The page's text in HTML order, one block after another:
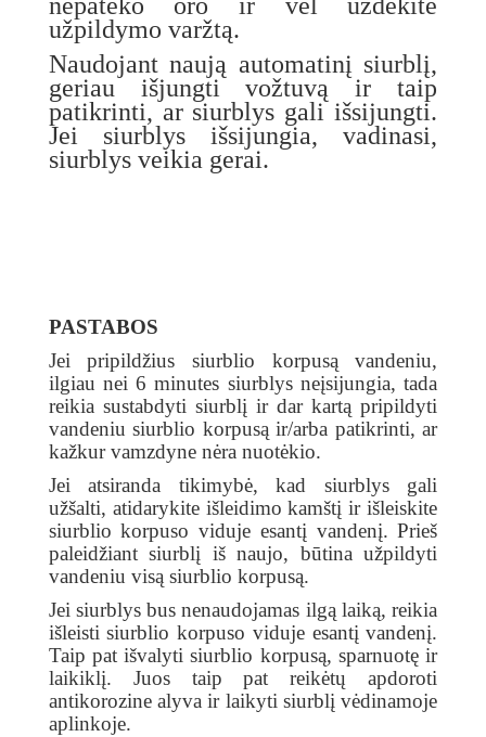
nepateko oro ir vėl uždėkite
užpildymo varžtą.
Naudojant naują automatinį siurblį,
geriau išjungti vožtuvą ir taip
patikrinti, ar siurblys gali išsijungti.
Jei siurblys išsijungia, vadinasi,
siurblys veikia gerai.
PASTABOS
Jei pripildžius siurblio korpusą vandeniu,
ilgiau nei 6 minutes siurblys neįsijungia, tada
reikia sustabdyti siurblį ir dar kartą pripildyti
vandeniu siurblio korpusą ir/arba patikrinti, ar
kažkur vamzdyne nėra nuotėkio.
Jei atsiranda tikimybė, kad siurblys gali
užšalti, atidarykite išleidimo kamštį ir išleiskite
siurblio korpuso viduje esantį vandenį. Prieš
paleidžiant siurblį iš naujo, būtina užpildyti
vandeniu visą siurblio korpusą.
Jei siurblys bus nenaudojamas ilgą laiką, reikia
išleisti siurblio korpuso viduje esantį vandenį.
Taip pat išvalyti siurblio korpusą, sparnuotę ir
laikiklį. Juos taip pat reikėtų apdoroti
antikorozine alyva ir laikyti siurblį vėdinamoje
aplinkoje.